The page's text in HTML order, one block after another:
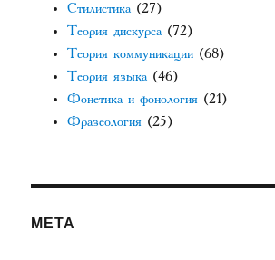
Стилистика (27)
Теория дискурса (72)
Теория коммуникации (68)
Теория языка (46)
Фонетика и фонология (21)
Фразеология (25)
МЕТА